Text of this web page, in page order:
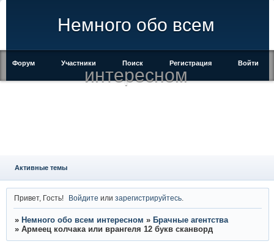
Немного обо всем
интересном
Форум Участники Поиск Регистрация Войти
Активные темы
Привет, Гость! Войдите илизарегистрируйтесь
» Немного обо всем интересном » Брачные агентства
» Армеец колчака или врангеля 12 букв сканворд